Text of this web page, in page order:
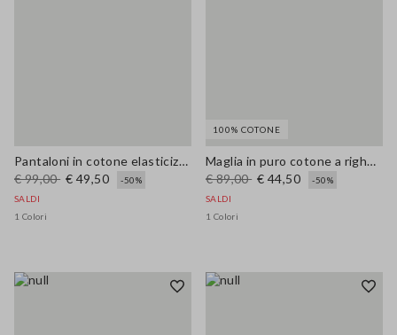
Pantaloni in cotone elasticizzato verdi wide leg
€ 99,00 € 49,50
-50%
SALDI
1 Colori
100% COTONE
Maglia in puro cotone a righe multicolor regular fit
€ 89,00 € 44,50
-50%
SALDI
1 Colori